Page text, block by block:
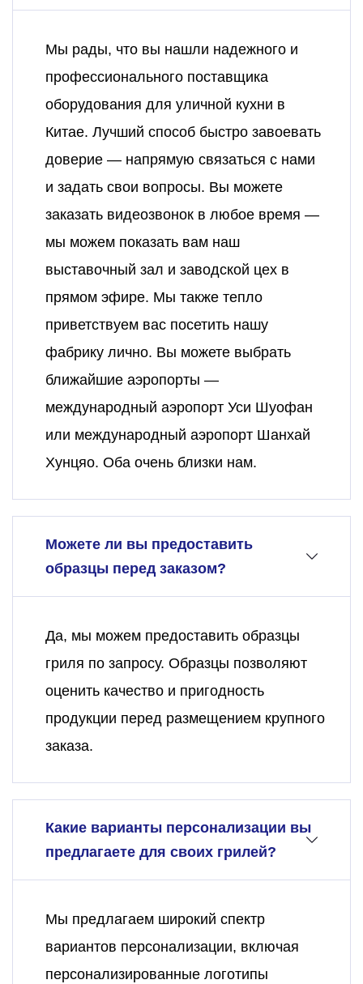
Мы рады, что вы нашли надежного и
профессионального поставщика
оборудования для уличной кухни в
Китае. Лучший способ быстро завоевать
доверие — напрямую связаться с нами
и задать свои вопросы. Вы можете
заказать видеозвонок в любое время —
мы можем показать вам наш
выставочный зал и заводской цех в
прямом эфире. Мы также тепло
приветствуем вас посетить нашу
фабрику лично. Вы можете выбрать
ближайшие аэропорты —
международный аэропорт Уси Шуофан
или международный аэропорт Шанхай
Хунцяо. Оба очень близки нам.
Можете ли вы предоставить
образцы перед заказом?
Да, мы можем предоставить образцы
гриля по запросу. Образцы позволяют
оценить качество и пригодность
продукции перед размещением крупного
заказа.
Какие варианты персонализации вы
предлагаете для своих грилей?
Мы предлагаем широкий спектр
вариантов персонализации, включая
персонализированные логотипы